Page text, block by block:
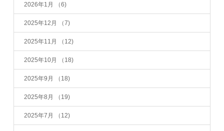
2026年1月 （6)
2025年12月 （7)
2025年11月 （12)
2025年10月 （18)
2025年9月 （18)
2025年8月 （19)
2025年7月 （12)